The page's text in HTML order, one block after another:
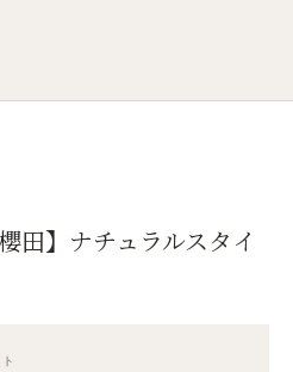
田】ナチュラルスタイ